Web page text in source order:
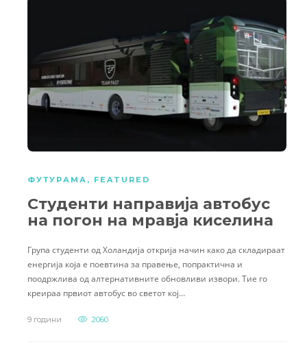
ФУТУРАМА , FEATURED
Студенти направија автобус
на погон на мравја киселина
Група студенти од Холандија открија начин како да складираат
енергија која е поевтина за правење, попрактична и
поодржлива од алтернативните обновливи извори. Тие го
креираа првиот автобус во светот кој…
9 години 2060